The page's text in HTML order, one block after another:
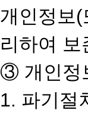
개인정보
리하여 보
③ 개인정
1. 파기절